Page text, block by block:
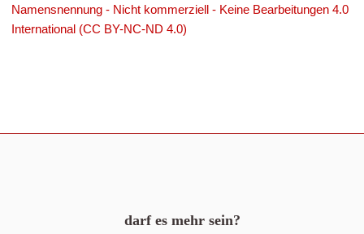
Namensnennung - Nicht kommerziell - Keine Bearbeitungen 4.0
International (CC BY-NC-ND 4.0)
darf es mehr sein?